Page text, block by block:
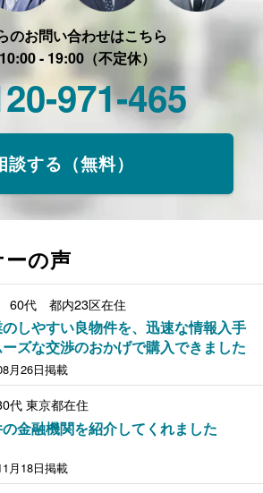
のお問い合わせはこちら
- 19:00（不定休）
971-465
談する（無料）
の声
60代 都内23区在住
しやすい良物件を、迅速な情報入手
ズな交渉のおかげで購入できました
月26日掲載
代 東京都在住
金融機関を紹介してくれました
月18日掲載